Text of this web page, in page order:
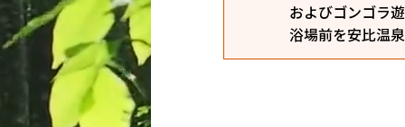
およびゴンゴラ
浴場前を安比温